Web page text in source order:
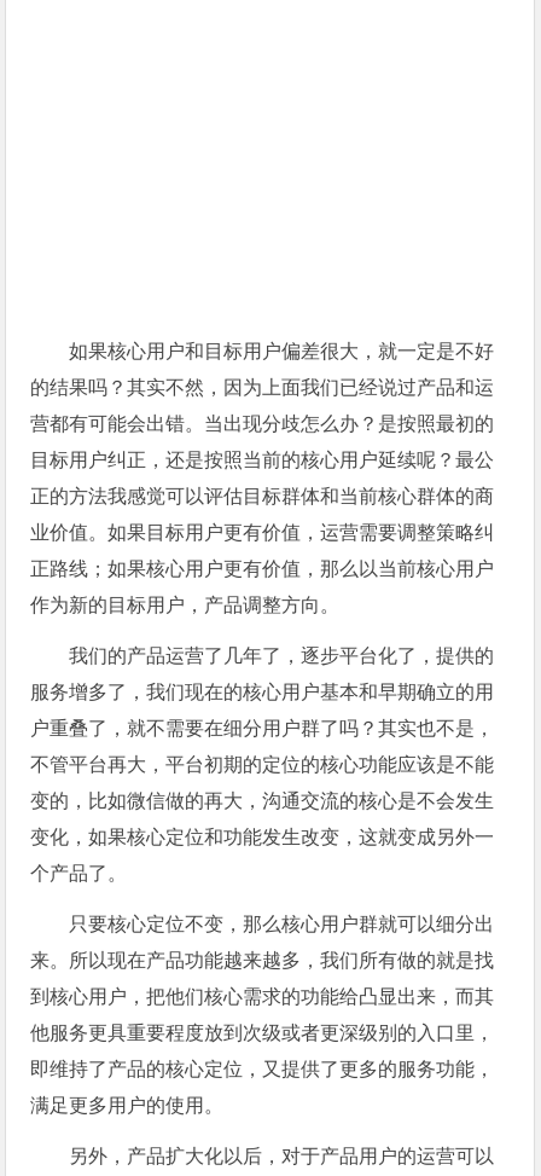
如果核心用户和目标用户偏差很大，就一定是不好
的结果吗？其实不然，因为上面我们已经说过产品和运
营都有可能会出错。当出现分歧怎么办？是按照最初的
目标用户纠正，还是按照当前的核心用户延续呢？最公
正的方法我感觉可以评估目标群体和当前核心群体的商
业价值。如果目标用户更有价值，运营需要调整策略纠
正路线；如果核心用户更有价值，那么以当前核心用户
作为新的目标用户，产品调整方向。
我们的产品运营了几年了，逐步平台化了，提供的
服务增多了，我们现在的核心用户基本和早期确立的用
户重叠了，就不需要在细分用户群了吗？其实也不是，
不管平台再大，平台初期的定位的核心功能应该是不能
变的，比如微信做的再大，沟通交流的核心是不会发生
变化，如果核心定位和功能发生改变，这就变成另外一
个产品了。
只要核心定位不变，那么核心用户群就可以细分出
来。所以现在产品功能越来越多，我们所有做的就是找
到核心用户，把他们核心需求的功能给凸显出来，而其
他服务更具重要程度放到次级或者更深级别的入口里，
即维持了产品的核心定位，又提供了更多的服务功能，
满足更多用户的使用。
另外，产品扩大化以后，对于产品用户的运营可以